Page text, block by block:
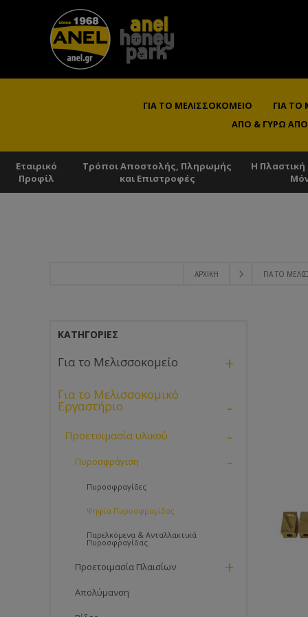
ΓΙΑ ΤΟ ΜΕΛΙΣΣΟΚΟΜΕΊΟ ΓΙΑ ΤΟ
ΑΠΌ & ΓΎΡΩ
Εταιρικό
Προφίλ
Τρόποι Αποστολής, Πληρωμής
και Επιστροφές
Η Πλαστική
ΑΡΧΙΚΉ ΓΙΑ ΤΟ
ΚΑΤΗΓΟΡΊΕΣ
Για το Μελισσοκομείο +
Για το Μελισσοκομικό
Εργαστήριο -
Προετοιμασία υλικού -
Πυροσφράγιση -
Πυροσφραγίδες
Ψηφία Πυροσφραγίδας
Παρελκόμενα & Ανταλλακτικά
Πυροσφραγίδας
Προετοιμασία Πλαισίων +
Απολύμανση